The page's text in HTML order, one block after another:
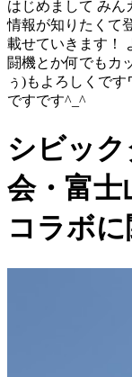
はじめまして みん
情報が知りたくて
載せていきます！
闘機とか何でもカ
ぅ)もよろしくで
ですです^_^
シビッ
会・富士
コラボ